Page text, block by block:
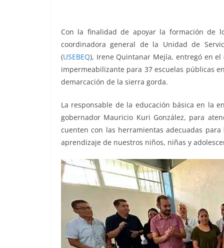
o
k
p er
Con la finalidad de apoyar la formación de
coordinadora general de la Unidad de
(USEBEQ), Irene Quintanar Mejía, entregó en
impermeabilizante para 37 escuelas públicas
demarcación de la sierra gorda.
La responsable de la educación básica en la
gobernador Mauricio Kuri González, para
cuenten con las herramientas adecuadas
aprendizaje de nuestros niños, niñas y